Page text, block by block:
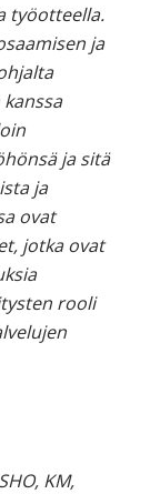
työotteella.
ja
ja sitä
ja
ovat
jotka ovat
rooli
KM,